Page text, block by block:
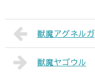
獣魔アグネルガ
獣魔ヤゴウル